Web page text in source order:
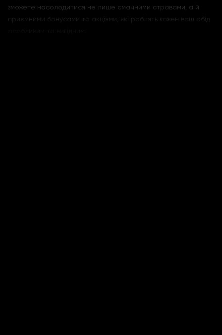
зможете насолодитися не лише смачними стравами, а й
приємними бонусами та акціями, які роблять кожен ваш обід